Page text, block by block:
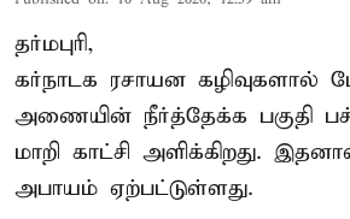
தர்மபுரி,
கர்நாடக ரசாயன கழிவுகளால்
அணையின் நீர்த்தேக்க பகுதி
மாறி காட்சி அளிக்கிறது.
அபாயம் ஏற்பட்டுள்ளது.